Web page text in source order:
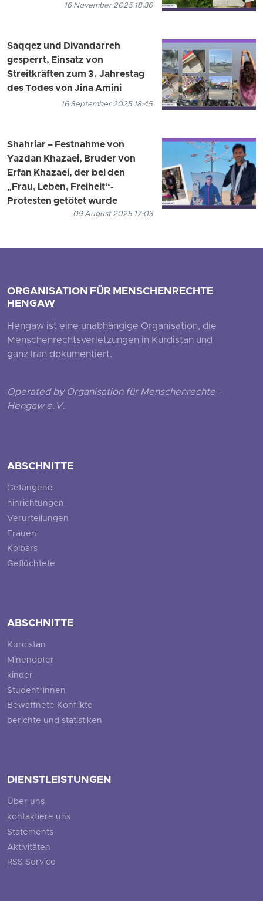
16 November 2025 18:36
Saqqez und Divandarreh
gesperrt, Einsatz von
Streitkräften zum 3. Jahrestag
des Todes von Jina Amini
16 September 2025 18:45
Shahriar – Festnahme von
Yazdan Khazaei, Bruder von
Erfan Khazaei, der bei den
„Frau, Leben, Freiheit“-
Protesten getötet wurde
09 August 2025 17:03
ORGANISATION FÜR MENSCHENRECHTE
HENGAW
Hengaw ist eine unabhängige Organisation, die
Menschenrechtsverletzungen in Kurdistan und
ganz Iran dokumentiert.
Operated by Organisation für Menschenrechte -
Hengaw e.V.
ABSCHNITTE
Gefangene
hinrichtungen
Verurteilungen
Frauen
Kolbars
Geflüchtete
ABSCHNITTE
Kurdistan
Minenopfer
kinder
Student*innen
Bewaffnete Konflikte
berichte und statistiken
DIENSTLEISTUNGEN
Über uns
kontaktiere uns
Statements
Aktivitäten
RSS Service